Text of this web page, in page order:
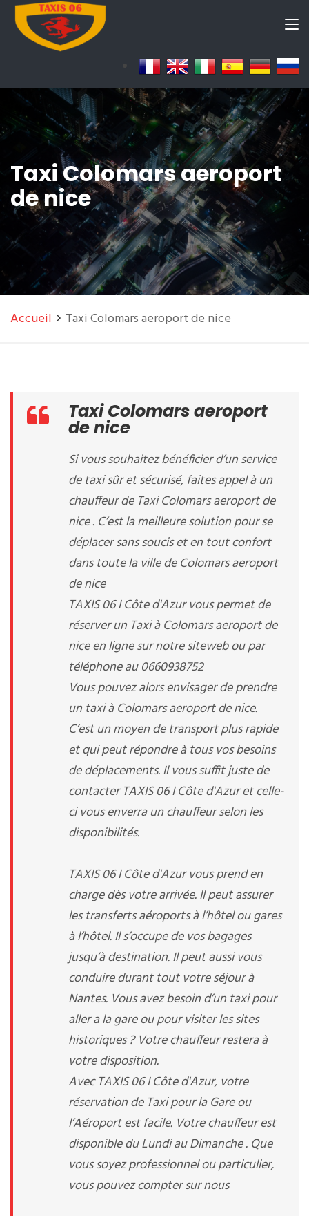
Taxi Colomars aeroport
de nice
Accueil Taxi Colomars aeroport de nice
Taxi Colomars aeroport
de nice
Si vous souhaitez bénéficier d’un service
de taxi sûr et sécurisé, faites appel à un
chauffeur de Taxi Colomars aeroport de
nice . C’est la meilleure solution pour se
déplacer sans soucis et en tout confort
dans toute la ville de Colomars aeroport
de nice
TAXIS 06 I Côte d'Azur vous permet de
réserver un Taxi à Colomars aeroport de
nice en ligne sur notre siteweb ou par
téléphone au 0660938752
Vous pouvez alors envisager de prendre
un taxi à Colomars aeroport de nice.
C’est un moyen de transport plus rapide
et qui peut répondre à tous vos besoins
de déplacements. Il vous suffit juste de
contacter TAXIS 06 I Côte d'Azur et celle-
ci vous enverra un chauffeur selon les
disponibilités.
TAXIS 06 I Côte d'Azur vous prend en
charge dès votre arrivée. Il peut assurer
les transferts aéroports à l’hôtel ou gares
à l’hôtel. Il s’occupe de vos bagages
jusqu’à destination. Il peut aussi vous
conduire durant tout votre séjour à
Nantes. Vous avez besoin d’un taxi pour
aller a la gare ou pour visiter les sites
historiques ? Votre chauffeur restera à
votre disposition.
Avec TAXIS 06 I Côte d'Azur, votre
réservation de Taxi pour la Gare ou
l’Aéroport est facile. Votre chauffeur est
disponible du Lundi au Dimanche . Que
vous soyez professionnel ou particulier,
vous pouvez compter sur nous